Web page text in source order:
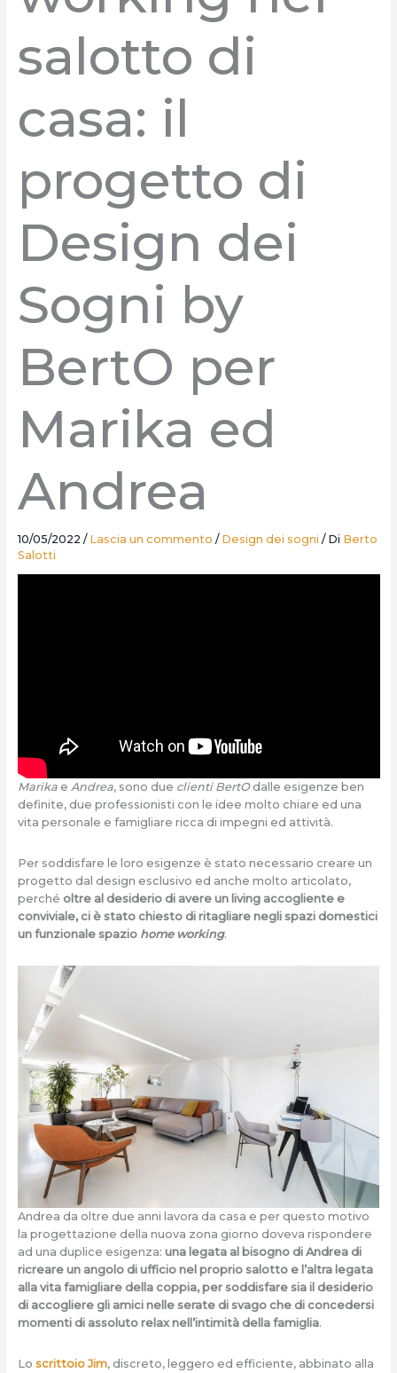
salotto di
casa: il
progetto di
Design dei
Sogni by
BertO per
Marika ed
Andrea
10/05/2022 / Lascia un commento / Design dei sogni / Di Berto
Salotti
Marikae Andrea, sono due clienti BertO dalle esigenze ben
definite, due professionisti con le idee molto chiare ed una
vita personale e famigliare ricca di impegni ed attività.
Per soddisfare le loro esigenze è stato necessario creare un
progetto dal design esclusivo ed anche molto articolato,
perché oltre al desiderio di avere un living accogliente e
conviviale, ci è stato chiesto di ritagliare negli spazi domestici
un funzionale spazio home working.
Andrea da oltre due anni lavora da casa e per questo motivo
la progettazione della nuova zona giorno doveva rispondere
ad una duplice esigenza: una legata al bisogno di Andrea di
ricreare un angolo di ufficio nel proprio salotto e l’altra legata
alla vita famigliare della coppia, per soddisfare sia il desiderio
di accogliere gli amici nelle serate di svago che di concedersi
momenti di assoluto relax nell’intimità della famiglia.
Lo scrittoio Jim, discreto, leggero ed efficiente, abbinato alla